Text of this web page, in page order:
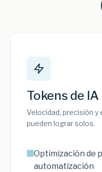
Tokens de IA
Velocidad, precisión y
pueden lograr solos.
Optimización de
automatización